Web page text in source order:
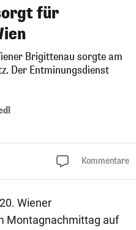
für
Brigittenau sorgte am
Der Entminungsdienst
Kommentare
Wiener
Montagnachmittag auf